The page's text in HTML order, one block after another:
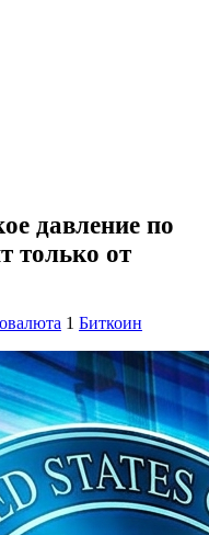
давление по
только от
1 Биткоин